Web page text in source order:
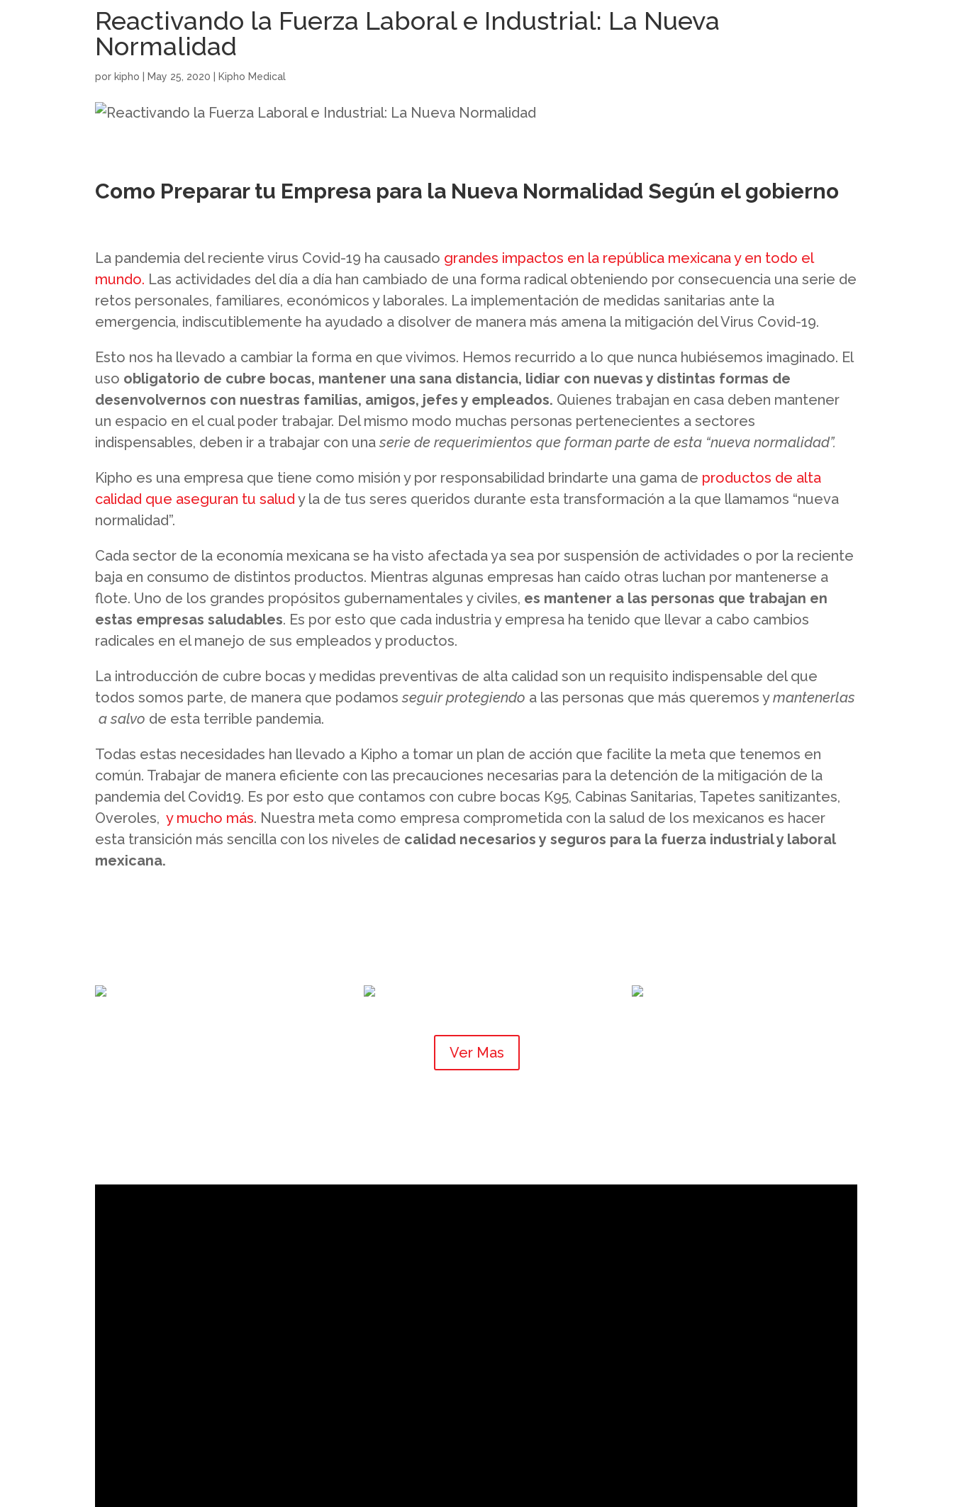
Reactivando la Fuerza Laboral e Industrial: La Nueva
Normalidad
por kipho May 25, 2020 Kipho Medical
Como Preparar tu Empresa para la Nueva Normalidad Según el gobierno
La pandemia del reciente virus Covid-19 ha causado grandes impactos en la república mexicana y en todo el
mundo. Las actividades del día a día han cambiado de una forma radical obteniendo por consecuencia una serie de
retos personales, familiares, económicos y laborales. La implementación de medidas sanitarias ante la
emergencia, indiscutiblemente ha ayudado a disolver de manera más amena la mitigación del Virus Covid-19.
Esto nos ha llevado a cambiar la forma en que vivimos. Hemos recurrido a lo que nunca hubiésemos imaginado. El
uso obligatorio de cubre bocas, mantener una sana distancia, lidiar con nuevas y distintas formas de
desenvolvernos con nuestras familias, amigos, jefes y empleados. Quienes trabajan en casa deben mantener
un espacio en el cual poder trabajar. Del mismo modo muchas personas pertenecientes a sectores
indispensables, deben ir a trabajar con unaserie de requerimientos que forman parte de esta “nueva normalidad”.
Kipho es una empresa que tiene como misión y por responsabilidad brindarte una gama de productos de alta
calidad que aseguran tu salud y la de tus seres queridos durante esta transformación a la que llamamos “nueva
normalidad”.
Cada sector de la economía mexicana se ha visto afectada ya sea por suspensión de actividades o por la reciente
baja en consumo de distintos productos. Mientras algunas empresas han caído otras luchan por mantenerse a
flote. Uno de los grandes propósitos gubernamentales y civiles, es mantener a las personas que trabajan en
estas empresas saludables. Es por esto que cada industria y empresa ha tenido que llevar a cabo cambios
radicales en el manejo de sus empleados y productos.
La introducción de cubre bocas y medidas preventivas de alta calidad son un requisito indispensable del que
todos somos parte, de manera que podamosseguir protegiendo a las personas que más queremos ymantenerlas
a salvo de esta terrible pandemia.
Todas estas necesidades han llevado a Kipho a tomar un plan de acción que facilite la meta que tenemos en
común. Trabajar de manera eficiente con las precauciones necesarias para la detención de la mitigación de la
pandemia del Covid19. Es por esto que contamos con cubre bocas K95, Cabinas Sanitarias, Tapetes sanitizantes,
Overoles,y mucho más. Nuestra meta como empresa comprometida con la salud de los mexicanos es hacer
esta transición más sencilla con los niveles de calidad necesarios y seguros para la fuerza industrial y laboral
mexicana.
Ver Mas